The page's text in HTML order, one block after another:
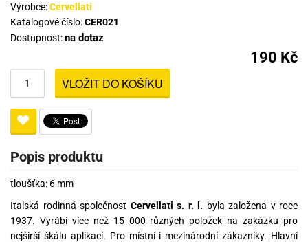
Výrobce:Cervellati
Katalogové číslo:CER021
Dostupnost:na dotaz
190 Kč
VLOŽIT DO KOŠÍKU
Popis produktu
tloušťka: 6 mm
Italská rodinná společnost Cervellati s. r. l. byla založena v roce
1937. Vyrábí více než 15 000 různých položek na zakázku pro
nejširší škálu aplikací. Pro místní i mezinárodní zákazníky. Hlavní